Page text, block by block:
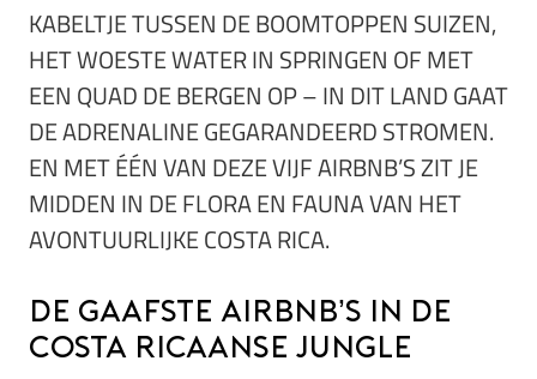
KABELTJE TUSSEN DE BOOMTOPPEN SUIZEN,
HET WOESTE WATER IN SPRINGEN OF MET
EEN QUAD DE BERGEN OP – IN DIT LAND GAAT
DE ADRENALINE GEGARANDEERD STROMEN.
EN MET ÉÉN VAN DEZE VIJF AIRBNB’S ZIT JE
MIDDEN IN DE FLORA EN FAUNA VAN HET
AVONTUURLIJKE COSTA RICA.
De gaafste Airbnb’s in de
Costa Ricaanse Jungle